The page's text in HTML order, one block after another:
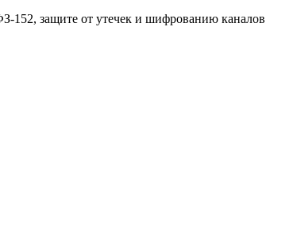
152, защите от утечек и шифрованию каналов